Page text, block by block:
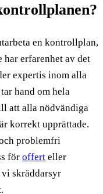
en kontrollplan,
har erfarenhet av det
expertis inom alla
hand om hela
att alla nödvändiga
korrekt upprättade.
problemfri
för offert eller
skräddarsyr